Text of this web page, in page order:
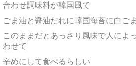
合わせ調味料が韓国風で
ごま油と醤油だれに韓国海苔に白ごま
このままだとあっさり風味で人によ
わせて
辛めにして食べるらしい